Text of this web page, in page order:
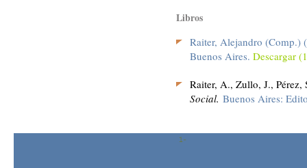
Libros
Raiter, Alejandro (Comp.)
Buenos Aires. Descargar
Raiter, A., Zullo, J.,
Social. Buenos Aires: